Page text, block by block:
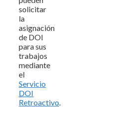
solicitar
la
asignación
de DOI
para sus
trabajos
mediante
el
Servicio
DOI
Retroactivo.